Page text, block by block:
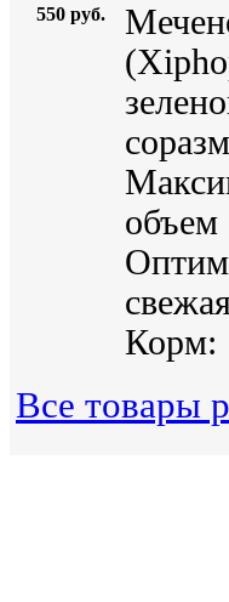
550 руб.
объем
Корм:
Все товары